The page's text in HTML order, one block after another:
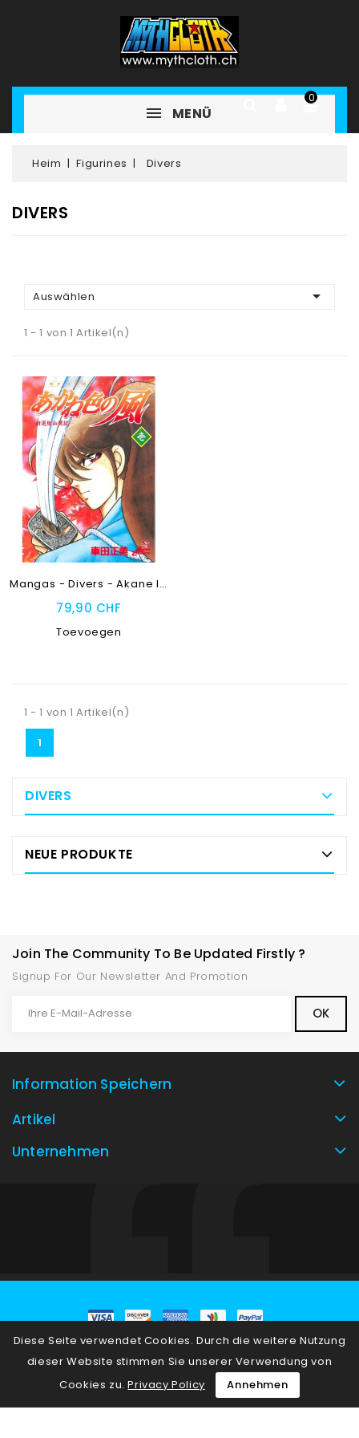
0
MENÜ
Heim Figurines Divers
DIVERS
Auswählen 
1 - 1 von 1 Artikel(n)
Mangas - Divers - Akane Iro...
79,90 CHF
Toevoegen
1 - 1 von 1 Artikel(n)
1
DIVERS
NEUE PRODUKTE
Join The Community To Be Updated Firstly ?
Signup For Our Newsletter And Promotion
Information Speichern
Artikel
Unternehmen
Diese Seite verwendet Cookies. Durch die weitere Nutzung
dieser Website stimmen Sie unserer Verwendung von
Cookies zu. Privacy Policy Annehmen
© 2026 - E-Commerce-Software von PrestaShop™